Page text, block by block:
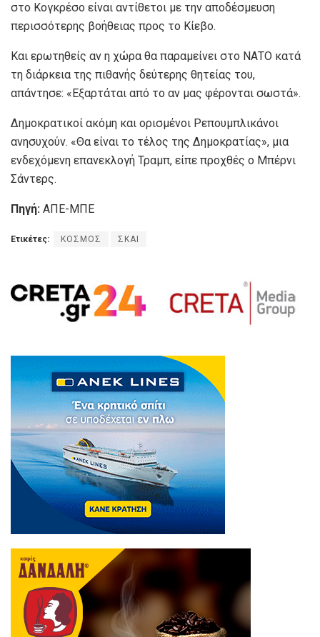
στο Κογκρέσο είναι αντίθετοι με την αποδέσμευση
περισσότερης βοήθειας προς το Κίεβο.
Και ερωτηθείς αν η χώρα θα παραμείνει στο ΝΑΤΟ κατά
τη διάρκεια της πιθανής δεύτερης θητείας του,
απάντησε: «Εξαρτάται από το αν μας φέρονται σωστά».
Δημοκρατικοί ακόμη και ορισμένοι Ρεπουμπλικάνοι
ανησυχούν. «Θα είναι το τέλος της Δημοκρατίας», μια
ενδεχόμενη επανεκλογή Τραμπ, είπε προχθές ο Μπέρνι
Σάντερς.
Πηγή: ΑΠΕ-ΜΠΕ
Ετικέτες: ΚΟΣΜΟΣ ΣΚΑΙ